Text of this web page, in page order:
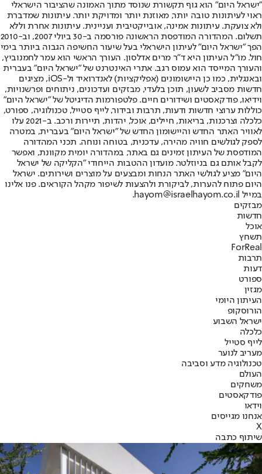
"ישראל היום" הוא גוף תקשורת שנוסד מתוך האמונה שהציבור הישראלי
ראוי לעיתונות טובה יותר, מאוזנת יותר ומדויקת יותר. עיתונות שמדברת
ולא צועקת. עיתונות אמינה, אובייקטיבית ועניינית. עיתונות אחרת וללא
תשלום. המהדורה המודפסת הראשונה פורסמה ב-30 ביולי 2007, וב-2010
הפך "ישראל היום" לעיתון הישראלי בעל שיעור החשיפה הגבוה ביותר בימי
חול. מו"ל העיתון היא ד"ר מרים אדלסון. העורך הראשי הוא עמר לחמנוביץ,
והעורך המייסד הוא עמוס רגב. אתרי האינטרנט של "ישראל היום" בעברית
ובאנגלית, כמו כן היישומונים (אפליקציות) לאנדרואיד ול-iOS, מציגים
חדשות מסביב לשעון, תוכן בלעדי, מבזקים ועדכונים, ניתוחים ופרשנויות,
וידיאו, פודקאסטים ושידורים חיים. פלטפורמות הדיגיטל של "ישראל היום"
כוללות ערוצי חדשות ודעות, תרבות ובידור, לייף סטייל, טכנולוגיה, ספורט,
כלכלה וצרכנות, בריאות, חיילים, אוכל, יהדות, תיירות ורכב. ב-2021 עלו
לאוויר האתר החדש והיישומון החדש של "ישראל היום" בעברית, במטרה
לספק לגולשים חוויה מהירה, עדכנית, בטוחה ונוחה. תכני המהדורה
המודפסת של העיתון זמינים גם באתר, במהדורה יומית מקוונת, ואפשר
לקבל אותם גם בניוזלטר. מועדון ההטבות הייחודי "הקליקה של ישראל
היום" מציע לגולשי האתר הנחות ומבצעים על מוצרים ושירותים. ישראל
היום פתוח להערות, לביקורת ולהצעות לשיפור מקהל הקוראים. פנו אלינו
במייל hayom@israelhayom.co.il.
מבזקים
חדשות
אוכל
תשחץ
ForReal
תרבות
דעות
ספורט
מגזין
העיתון היומי
הורוסקופ
ישראל השבוע
כלכלה
לייף סטייל
מעריב לנוער
טכנולוגיה מדע וסביבה
העולם
משחקים
פודקאסטים
וידאו
אנחנו מגייסים
X
שיתוף כתבה